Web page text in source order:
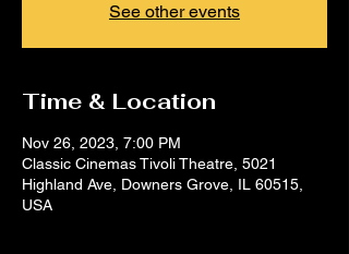
See other events
Time & Location
Nov 26, 2023, 7:00 PM
Classic Cinemas Tivoli Theatre, 5021
Highland Ave, Downers Grove, IL 60515,
USA